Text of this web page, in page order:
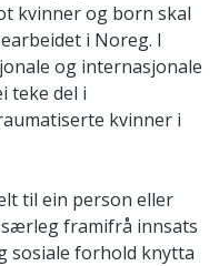
kvinner og born skal
i Noreg. I
og internasjonale
teke del i
kvinner i
til ein person eller
framifrå innsats
sosiale forhold knytta